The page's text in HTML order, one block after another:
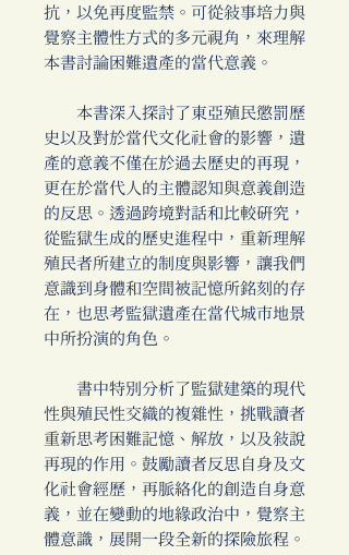
抗，以免再度監禁。可從敘事培力與
覺察主體性方式的多元視角，來理解
本書討論困難遺產的當代意義。
本書深入探討了東亞殖民懲罰歷
史以及對於當代文化社會的影響，遺
產的意義不僅在於過去歷史的再現，
更在於當代人的主體認知與意義創造
的反思。透過跨境對話和比較研究，
從監獄生成的歷史進程中，重新理解
殖民者所建立的制度與影響，讓我們
意識到身體和空間被記憶所銘刻的存
在，也思考監獄遺產在當代城市地景
中所扮演的角色。
書中特別分析了監獄建築的現代
性與殖民性交織的複雜性，挑戰讀者
重新思考困難記憶、解放，以及敘說
再現的作用。鼓勵讀者反思自身及文
化社會經歷，再脈絡化的創造自身意
義，並在變動的地緣政治中，覺察主
體意識，展開一段全新的探險旅程。